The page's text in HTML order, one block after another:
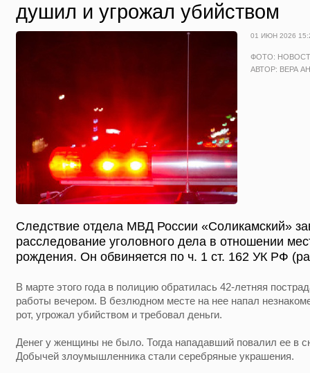
душил и угрожал убийством
01 ИЮН 2026
ФОТО:
АВТОР: ВЕРА
Следствие отдела МВД России «Соликамский»
расследование уголовного дела в отношении
рождения. Он обвиняется по ч. 1 ст. 162 УК РФ
В марте этого года в полицию обратилась 42-летняя
работы вечером. В безлюдном месте на нее напал
рот, угрожал убийством и требовал деньги.
Денег у женщины не было. Тогда нападавший повалил ее в
Добычей злоумышленника стали серебряные украшения.